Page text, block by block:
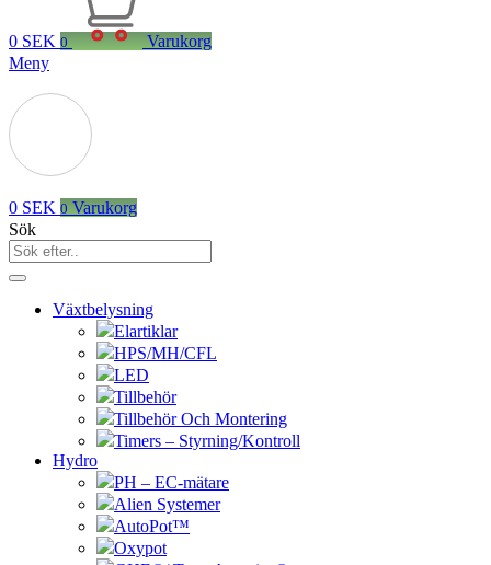
0 SEK 0
Varukorg
Meny
0 SEK 0 Varukorg
Sök
Växtbelysning
Elartiklar
HPS/MH/CFL
LED
Tillbehör
Tillbehör Och Montering
Timers – Styrning/Kontroll
Hydro
PH – EC-mätare
Alien Systemer
AutoPot™
Oxypot